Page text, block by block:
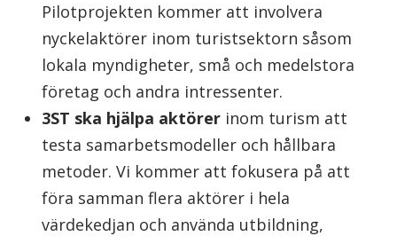
Pilotprojekten kommer att involvera
nyckelaktörer inom turistsektorn såsom
lokala myndigheter, små och medelstora
företag och andra intressenter.
3ST ska hjälpa aktörer inom turism att
testa samarbetsmodeller och hållbara
metoder. Vi kommer att fokusera på att
föra samman flera aktörer i hela
värdekedjan och använda utbildning,